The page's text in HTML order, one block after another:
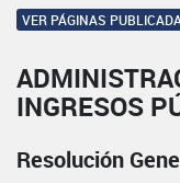
VER PÁGINAS
INGRESOS
Resolución